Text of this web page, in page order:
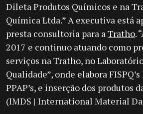
Dileta Produtos Químicos e na
Química Ltda.” A executiva está
presta consultoria para aTratho.
2017 e continuo atuando como
serviços na Tratho, no
Qualidade”, onde elabora
PPAP’s, e inserção dos produtos
(IMDS | International Material